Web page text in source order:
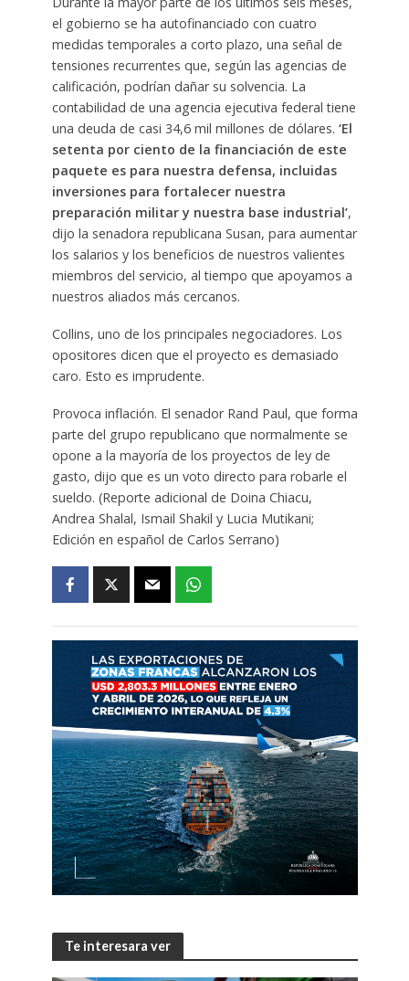
el gobierno se ha autofinanciado con cuatro
medidas temporales a corto plazo, una señal de
tensiones recurrentes que, según las agencias de
calificación, podrían dañar su solvencia. La
contabilidad de una agencia ejecutiva federal tiene
una deuda de casi 34,6 mil millones de dólares. ‘El
setenta por ciento de la financiación de este
paquete es para nuestra defensa, incluidas
inversiones para fortalecer nuestra
preparación militar y nuestra base industrial’,
dijo la senadora republicana Susan, para aumentar
los salarios y los beneficios de nuestros valientes
miembros del servicio, al tiempo que apoyamos a
nuestros aliados más cercanos.
Collins, uno de los principales negociadores. Los
opositores dicen que el proyecto es demasiado
caro. Esto es imprudente.
Provoca inflación. El senador Rand Paul, que forma
parte del grupo republicano que normalmente se
opone a la mayoría de los proyectos de ley de
gasto, dijo que es un voto directo para robarle el
sueldo. (Reporte adicional de Doina Chiacu,
Andrea Shalal, Ismail Shakil y Lucia Mutikani;
Edición en español de Carlos Serrano)
Te interesara ver